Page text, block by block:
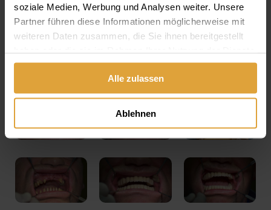
soziale Medien, Werbung und Analysen weiter. Unsere
Partner führen diese Informationen möglicherweise mit
weiteren Daten zusammen, die Sie ihnen bereitgestellt
haben oder die sie im Rahmen Ihrer Nutzung der Dienste
gesammelt haben.
Alle zulassen
Ablehnen
wurden.